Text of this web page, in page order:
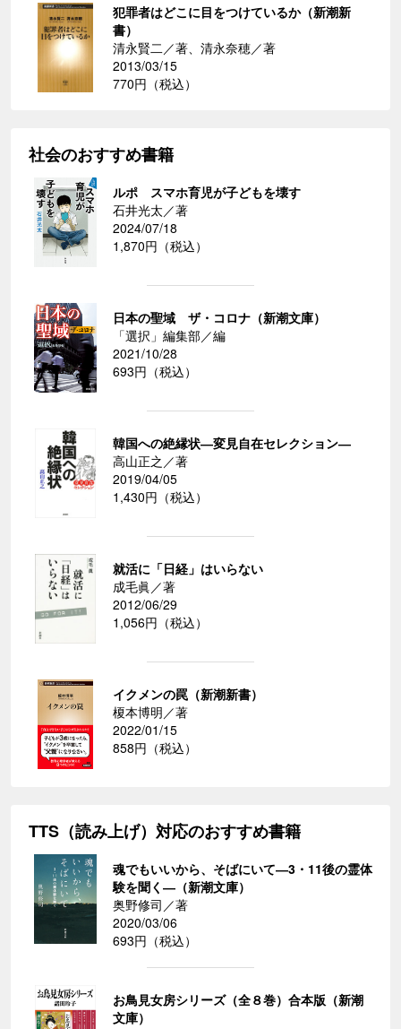
犯罪者はどこに目をつけているか（新潮新
書）
清永賢二／著、清永奈穂／著
2013/03/15
770円（税込）
社会のおすすめ書籍
ルポ スマホ育児が子どもを壊す
石井光太／著
2024/07/18
1,870円（税込）
日本の聖域 ザ・コロナ（新潮文庫）
「選択」編集部／編
2021/10/28
693円（税込）
韓国への絶縁状―変見自在セレクション―
高山正之／著
2019/04/05
1,430円（税込）
就活に「日経」はいらない
成毛眞／著
2012/06/29
1,056円（税込）
イクメンの罠（新潮新書）
榎本博明／著
2022/01/15
858円（税込）
TTS（読み上げ）対応のおすすめ書籍
魂でもいいから、そばにいて―3・11後の霊体
験を聞く―（新潮文庫）
奥野修司／著
2020/03/06
693円（税込）
お鳥見女房シリーズ（全８巻）合本版（新潮
文庫）